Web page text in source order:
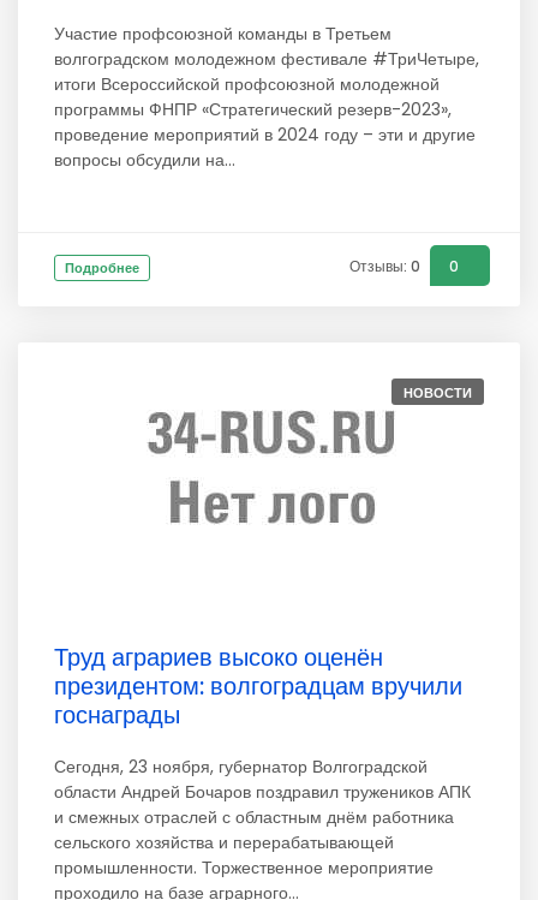
Участие профсоюзной команды в Третьем
волгоградском молодежном фестивале #ТриЧетыре,
итоги Всероссийской профсоюзной молодежной
программы ФНПР «Стратегический резерв-2023»,
проведение мероприятий в 2024 году – эти и другие
вопросы обсудили на...
Подробнее Отзывы: 0 0
НОВОСТИ
Труд аграриев высоко оценён
президентом: волгоградцам вручили
госнаграды
Сегодня, 23 ноября, губернатор Волгоградской
области Андрей Бочаров поздравил тружеников АПК
и смежных отраслей с областным днём работника
сельского хозяйства и перерабатывающей
промышленности. Торжественное мероприятие
проходило на базе аграрного...